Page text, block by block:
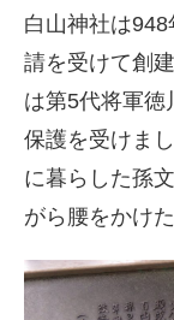
白山神社は
請を受けて創
は第5代将軍徳
保護を受けま
に暮らした孫
がら腰をかけ